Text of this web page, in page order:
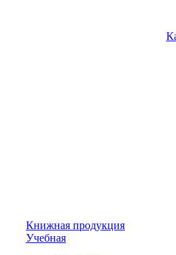
Книжная продукция
Учебная